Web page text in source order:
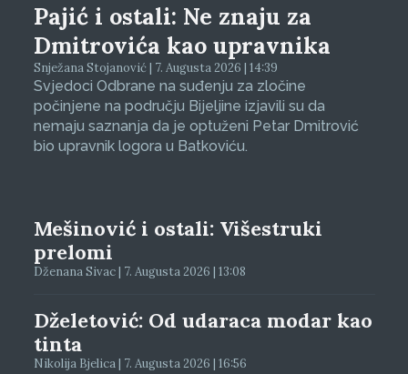
Pajić i ostali: Ne znaju za
Dmitrovića kao upravnika
Snježana Stojanović | 7. Augusta 2026 | 14:39
Svjedoci Odbrane na suđenju za zločine
počinjene na području Bijeljine izjavili su da
nemaju saznanja da je optuženi Petar Dmitrović
bio upravnik logora u Batkoviću.
Mešinović i ostali: Višestruki
prelomi
Dženana Sivac | 7. Augusta 2026 | 13:08
Dželetović: Od udaraca modar kao
tinta
Nikolija Bjelica | 7. Augusta 2026 | 16:56